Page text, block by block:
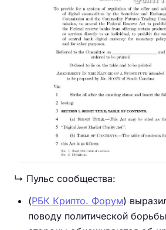
↳ Пульс сообщества:
(РБК Крипто. Форум)
поводу политической